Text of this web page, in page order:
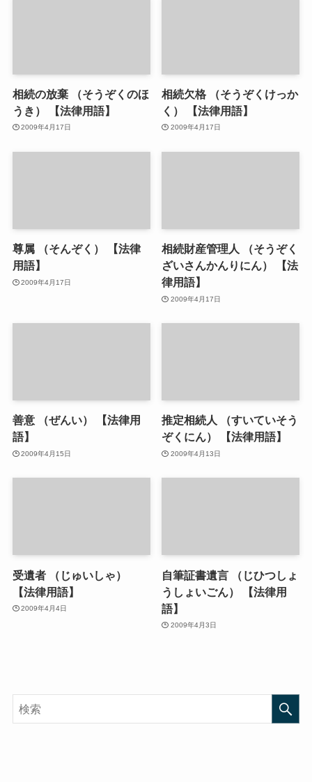
相続の放棄 （そうぞくのほ
うき） 【法律用語】
2009年4月17日
相続欠格 （そうぞくけっか
く） 【法律用語】
2009年4月17日
尊属 （そんぞく） 【法律
用語】
2009年4月17日
相続財産管理人 （そうぞく
ざいさんかんりにん） 【法
律用語】
2009年4月17日
善意 （ぜんい） 【法律用
語】
2009年4月15日
推定相続人 （すいていそう
ぞくにん） 【法律用語】
2009年4月13日
受遺者 （じゅいしゃ）
【法律用語】
2009年4月4日
自筆証書遺言 （じひつしょ
うしょいごん） 【法律用
語】
2009年4月3日